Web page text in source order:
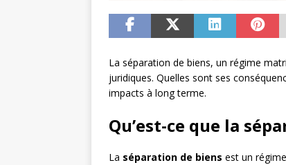
La séparation de biens, un régime
juridiques. Quelles sont ses
impacts à long terme.
Qu’est-ce que la
La séparation de biens est un